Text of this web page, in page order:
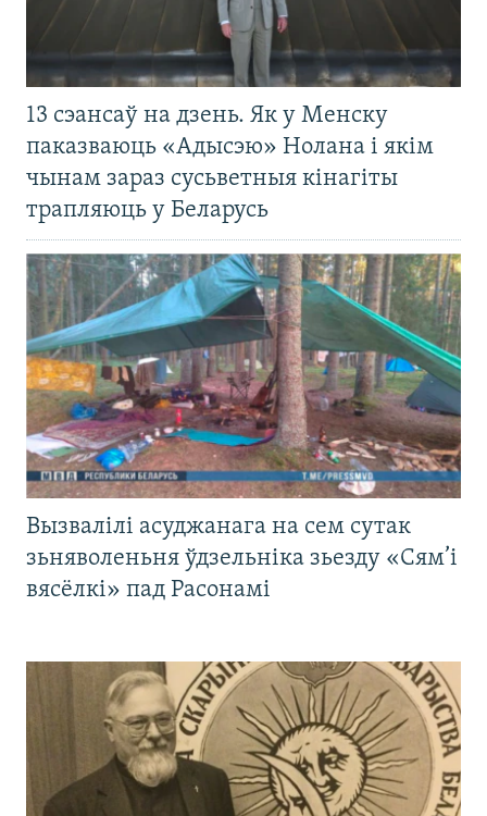
13 сэансаў на дзень. Як у Менску
паказваюць «Адысэю» Нолана і якім
чынам зараз сусьветныя кінагіты
трапляюць у Беларусь
Вызвалілі асуджанага на сем сутак
зьняволеньня ўдзельніка зьезду «Сям’і
вясёлкі» пад Расонамі